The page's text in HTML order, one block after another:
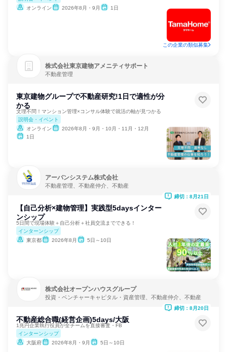
オンライン
2026年8月・9月 1日
この企業の類似募集
株式会社東京建物アメニティサポート
不動産管理
東京建物グループで不動産研究!1日で適性が分
かる
文理不問！マンション管理×コンサル体験で就活の軸が見つかる
説明会・イベント
オンライン
2026年8月・9月・10月・11月・12月
1日
アーバンシステム株式会社
不動産管理、不動産仲介、不動産
【自己分析×建物管理】実践型5daysインター
ンシップ
5日間で現場体験＋自己分析＋社員交流までできる！
インターンシップ
東京都
2026年8月 5日～10日
締切：8月21日
株式会社オープンハウスグループ
投資・ベンチャーキャピタル・資産管理、不動産仲介、不動産
不動産総合職(経営企画)5days/大阪
1兆円企業執行役員が全チームを直接審査・FB
インターンシップ
大阪府
2026年8月・9月 5日～10日
締切：8月20日